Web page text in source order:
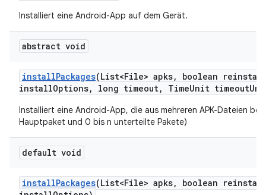
Installiert eine Android-App auf dem Gerät.
abstract void
installPackages(List<File> apks,
boolean reinstall
installOptions, long timeout, TimeUnit timeout
Installiert eine Android-App, die aus mehreren APK-Dateien
Hauptpaket und 0 bis n unterteilte Pakete)
default void
installPackages(List<File> apks,
boolean reinstall